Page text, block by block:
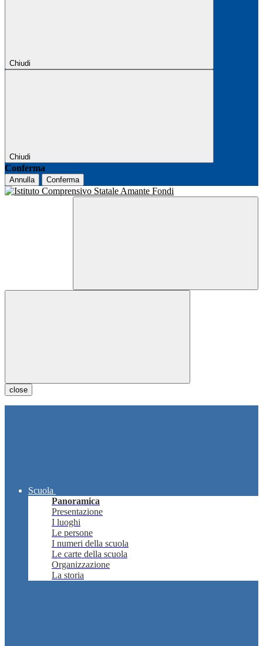
Chiudi
Chiudi
Conferma
Annulla Conferma
close
Scuola
Panoramica
Presentazione
I luoghi
Le persone
I numeri della scuola
Le carte della scuola
Organizzazione
La storia